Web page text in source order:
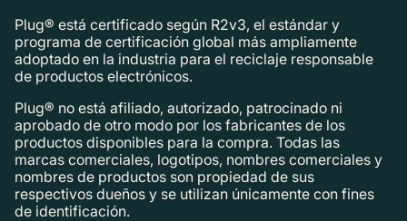
Plug® está certificado según R2v3, el estándar y
programa de certificación global más ampliamente
adoptado en la industria para el reciclaje responsable
de productos electrónicos.
Plug® no está afiliado, autorizado, patrocinado ni
aprobado de otro modo por los fabricantes de los
productos disponibles para la compra. Todas las
marcas comerciales, logotipos, nombres comerciales y
nombres de productos son propiedad de sus
respectivos dueños y se utilizan únicamente con fines
de identificación.